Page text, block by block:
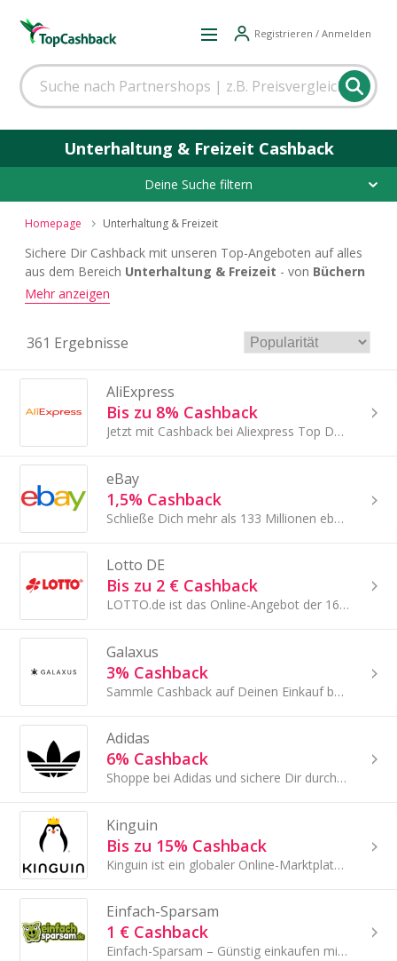
Registrieren / Anmelden
Unterhaltung & Freizeit Cashback
Deine Suche filtern
Homepage Unterhaltung & Freizeit
Sichere Dir Cashback mit unseren Top-Angeboten auf alles
aus dem Bereich Unterhaltung & Freizeit - von Büchern
überGamingbis hin zur
Mehr anzeigen
361 Ergebnisse
AliExpress
Bis zu 8% Cashback
Jetzt mit Cashback bei Aliexpress Top Deals sichern!
eBay
1,5% Cashback
Schließe Dich mehr als 133 Millionen ebay-Kunden weltweit auf einem der größten Online-Marktplätze der Welt an.
Lotto DE
Bis zu 2 € Cashback
LOTTO.de ist das Online-Angebot der 16 selbstständigen Landeslotteriegesellschaften in den Bundesländern.
Galaxus
3% Cashback
Sammle Cashback auf Deinen Einkauf bei Galaxus!
Adidas
6% Cashback
Shoppe bei Adidas und sichere Dir durch Cashback mit uns immer einen guten Deal!
Kinguin
Bis zu 15% Cashback
Kinguin ist ein globaler Online-Marktplatz für Videospiel-Keys - Steam, Origin, Uplay, Battle.net, Xbox, PSN-CD-Keys und vieles mehr! Käufer und...
Einfach-Sparsam
1 € Cashback
Einfach-Sparsam – Günstig einkaufen mit cleveren Angeboten